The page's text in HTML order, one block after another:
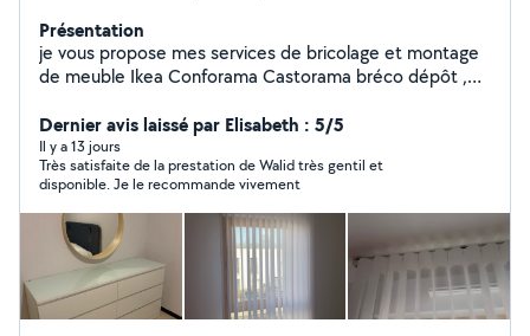
Présentation
je vous propose mes services de bricolage et montage
de meuble Ikea Conforama Castorama bréco dépôt ,
tableau et luminaire plafonnier led , installation de tringle
à rideau
Dernier avis laissé par Elisabeth : 5/5
Il y a 13 jours
Très satisfaite de la prestation de Walid très gentil et
disponible. Je le recommande vivement